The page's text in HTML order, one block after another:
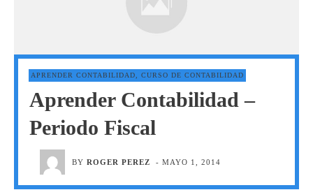
APRENDER CONTABILIDAD CURSO DE CONTABILIDAD
Aprender Contabilidad –
Periodo Fiscal
BYROGER PEREZ -MAYO 1, 2014